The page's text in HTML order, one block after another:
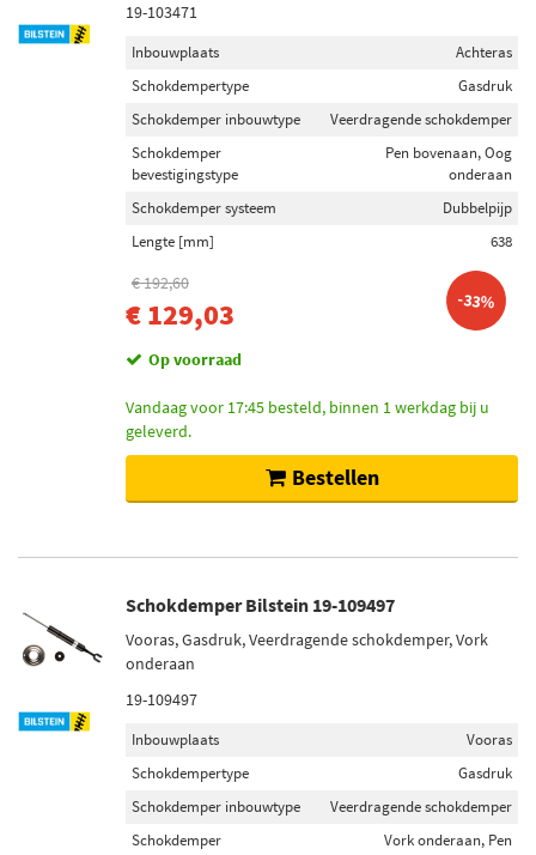
19-103471
Inbouwplaats
Achteras
Schokdempertype
Gasdruk
Schokdemper inbouwtype
Veerdragende schokdemper
Schokdemper
bevestigingstype
Pen bovenaan, Oog
onderaan
Schokdemper systeem
Dubbelpijp
Lengte [mm]
638
€ 192,60
€ 129,03 -33%
Op voorraad
Vandaag voor 17:45 besteld, binnen 1 werkdag bij u
geleverd.
Bestellen
Schokdemper Bilstein 19-109497
Vooras, Gasdruk, Veerdragende schokdemper, Vork
onderaan
19-109497
Inbouwplaats
Vooras
Schokdempertype
Gasdruk
Schokdemper inbouwtype
Veerdragende schokdemper
Schokdemper
Vork onderaan, Pen